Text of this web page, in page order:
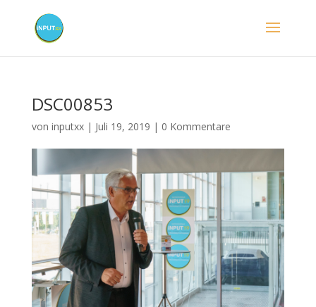
DSC00853
von inputxx| Juli 19, 2019 | 0 Kommentare